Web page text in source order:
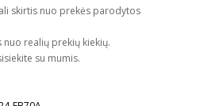
skirtis nuo prekės parodytos
realių prekių kiekių.
su mumis.